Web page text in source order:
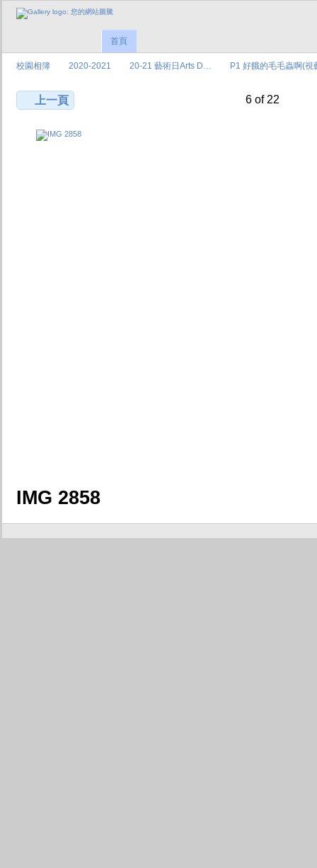
首頁
校園相簿 2020-2021 20-21 藝術日Arts D… P1 好餓的毛毛蟲啊(視
上一頁 6 of 22
IMG 2858